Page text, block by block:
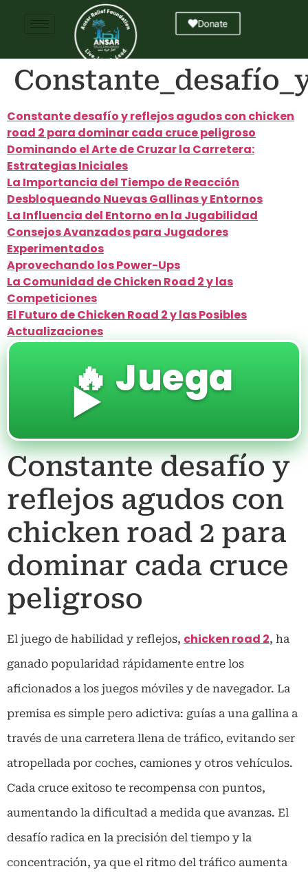
Donate
Constante desafío y reflejos agudos con chicken
road 2 para dominar cada cruce peligroso
Dominando el Arte de Cruzar la Carretera:
Estrategias Iniciales
La Importancia del Tiempo de Reacción
Desbloqueando Nuevas Gallinas y Entornos
La Influencia del Entorno en la Jugabilidad
Consejos Avanzados para Jugadores
Experimentados
Aprovechando los Power-Ups
La Comunidad de Chicken Road 2 y las
Competiciones
El Futuro de Chicken Road 2 y las Posibles
Actualizaciones
🔥 Juega
▶️
Constante desafío y
reflejos agudos con
chicken road 2 para
dominar cada cruce
peligroso
El juego de habilidad y reflejos, chicken road 2, ha
ganado popularidad rápidamente entre los
aficionados a los juegos móviles y de navegador. La
premisa es simple pero adictiva: guías a una gallina a
través de una carretera llena de tráfico, evitando ser
atropellada por coches, camiones y otros vehículos.
Cada cruce exitoso te recompensa con puntos,
aumentando la dificultad a medida que avanzas. El
desafío radica en la precisión del tiempo y la
concentración, ya que el ritmo del tráfico aumenta